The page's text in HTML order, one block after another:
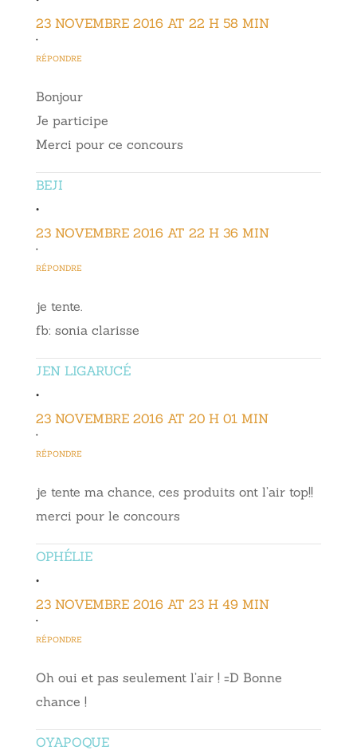
23 NOVEMBRE 2016 AT 22 H 58 MIN
•
RÉPONDRE
Bonjour
Je participe
Merci pour ce concours
BEJI
•
23 NOVEMBRE 2016 AT 22 H 36 MIN
•
RÉPONDRE
je tente.
fb: sonia clarisse
JEN LIGARUCÉ
•
23 NOVEMBRE 2016 AT 20 H 01 MIN
•
RÉPONDRE
je tente ma chance, ces produits ont l’air top!!
merci pour le concours
OPHÉLIE
•
23 NOVEMBRE 2016 AT 23 H 49 MIN
•
RÉPONDRE
Oh oui et pas seulement l’air ! =D Bonne
chance !
OYAPOQUE